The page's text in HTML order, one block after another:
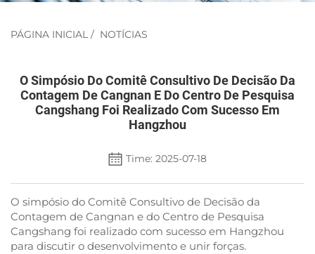
PÁGINA INICIAL / NOTÍCIAS
O Simpósio Do Comitê Consultivo De Decisão Da
Contagem De Cangnan E Do Centro De Pesquisa
Cangshang Foi Realizado Com Sucesso Em
Hangzhou
Time: 2025-07-18
O simpósio do Comitê Consultivo de Decisão da
Contagem de Cangnan e do Centro de Pesquisa
Cangshang foi realizado com sucesso em Hangzhou
para discutir o desenvolvimento e unir forças.